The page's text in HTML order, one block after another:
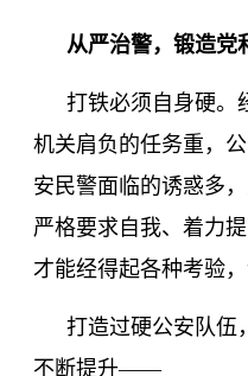
从严治警，锻造党
打铁必须自身硬。
机关肩负的任务重，
安民警面临的诱惑多
严格要求自我、着力
才能经得起各种考验
打造过硬公安队伍
不断提升——